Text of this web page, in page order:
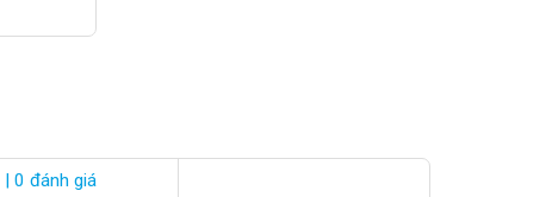
| 0 đánh giá